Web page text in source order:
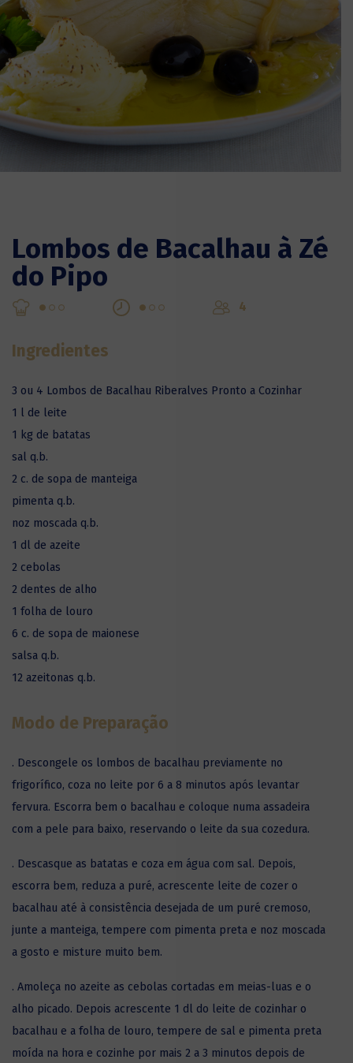
Lombos de Bacalhau à Zé
do Pipo
4
Ingredientes
3 ou 4 Lombos de Bacalhau Riberalves Pronto a Cozinhar
1 l de leite
1 kg de batatas
sal q.b.
2 c. de sopa de manteiga
pimenta q.b.
noz moscada q.b.
1 dl de azeite
2 cebolas
2 dentes de alho
1 folha de louro
6 c. de sopa de maionese
salsa q.b.
12 azeitonas q.b.
Modo de Preparação
. Descongele os lombos de bacalhau previamente no
frigorífico, coza no leite por 6 a 8 minutos após levantar
fervura. Escorra bem o bacalhau e coloque numa assadeira
com a pele para baixo, reservando o leite da sua cozedura.
. Descasque as batatas e coza em água com sal. Depois,
escorra bem, reduza a puré, acrescente leite de cozer o
bacalhau até à consistência desejada de um puré cremoso,
junte a manteiga, tempere com pimenta preta e noz moscada
a gosto e misture muito bem.
. Amoleça no azeite as cebolas cortadas em meias-luas e o
alho picado. Depois acrescente 1 dl do leite de cozinhar o
bacalhau e a folha de louro, tempere de sal e pimenta preta
moída na hora e cozinhe por mais 2 a 3 minutos depois de